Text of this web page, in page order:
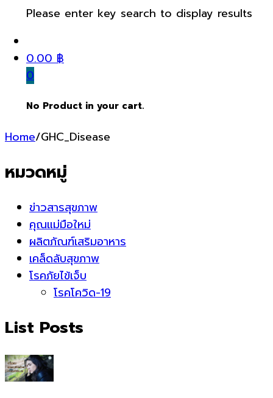
Please enter key search to display results
0.00฿
0
No Product in your cart.
Home/GHC_Disease
หมวดหมู่
ข่าวสารสุขภาพ
คุณแม่มือใหม่
ผลิตภัณฑ์เสริมอาหาร
เคล็ดลับสุขภาพ
โรคภัยไข้เจ็บ
โรคโควิด-19
List Posts